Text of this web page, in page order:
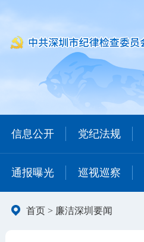
信息公开 党纪法规
通报曝光 巡视巡察
首页> 廉洁深圳要闻